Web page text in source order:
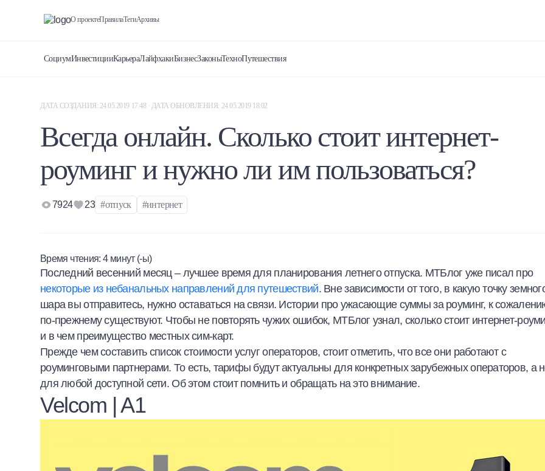
О проектеПравилаТегиАрхивы
СоциумИнвестицииКарьераЛайфхакиБизнесЗаконыТехноПутешествия
Халва
Онлайн-обменник
Премиальный сервис Prime Line
Мобильный банк MOBY
Потребительский кредит
Продукты для Бизнеса
ДАТА СОЗДАНИЯ: 24.05.2019 17:48 · ДАТА ОБНОВЛЕНИЯ: 24.05.2019 18:02
Всегда онлайн. Сколько стоит интернет-
роуминг и нужно ли им пользоваться?
7924 23 #отпуск #интернет
Время чтения:4 минут (-ы)
Последний весенний месяц – лучшее время для планирования летнего отпуска. МТБлог уже писал про
некоторые из небанальных направлений для путешествий. Вне зависимости от того, в какую точку
шара вы отправитесь, нужно оставаться на связи. Истории про ужасающие суммы за роуминг, к
по-прежнему существуют. Чтобы не повторять чужих ошибок, МТБлог узнал, сколько стоит интернет-
и в чем преимущество местных сим-карт.
Прежде чем составить список стоимости услуг операторов, стоит отметить, что все они работают с
роуминговыми партнерами. То есть, тарифы будут актуальны для конкретных зарубежных операторов, а
для любой доступной сети. Об этом стоит помнить и обращать на это внимание.
Velcom | A1